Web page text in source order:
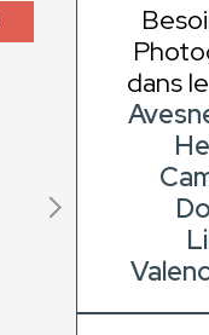
dans